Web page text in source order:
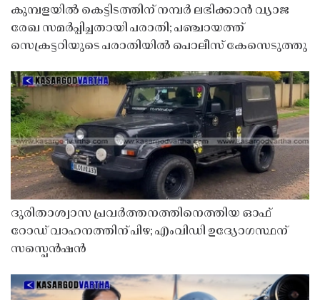
കുമ്പളയിൽ കെട്ടിടത്തിന് നമ്പർ ലഭിക്കാൻ വ്യാജ
രേഖ സമർപ്പിച്ചതായി പരാതി; പഞ്ചായത്ത്
സെക്രട്ടറിയുടെ പരാതിയിൽ പൊലീസ് കേസെടുത്തു
ദുരിതാശ്വാസ പ്രവർത്തനത്തിനെത്തിയ ഓഫ്
റോഡ് വാഹനത്തിന് പിഴ; എംവിഡി ഉദ്യോഗസ്ഥന്
സസ്പെൻഷൻ